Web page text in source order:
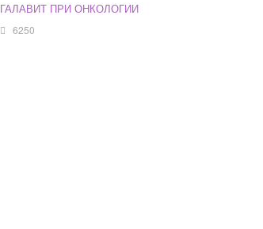
ГАЛАВИТ ПРИ ОНКОЛОГИИ
6250